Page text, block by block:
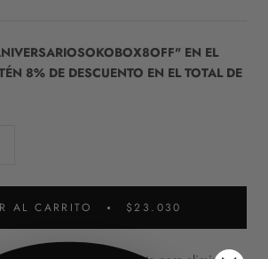
EN EL
8% DE DESCUENTO EN EL TOTAL DE
AL CARRITO $23.030